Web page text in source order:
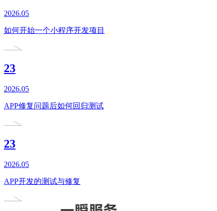
2026.05
如何开始一个小程序开发项目
23
2026.05
APP修复问题后如何回归测试
23
2026.05
APP开发的测试与修复